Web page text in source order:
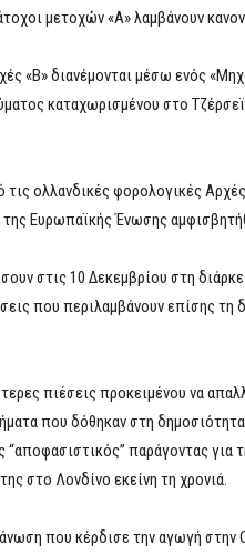
μετοχών «Α» λαμβάνουν
«Β» διανέμονται μέσω ενός
καταχωρισμένου στο
τις ολλανδικές φορολογικές
της Ευρωπαϊκής Ένωσης
στις 10 Δεκεμβρίου στη
που περιλαμβάνουν επίσης τη
πιέσεις προκειμένου να
που δόθηκαν στη
παράγοντας για
στο Λονδίνο εκείνη τη χρονιά.
που κέρδισε την αγωγή στην